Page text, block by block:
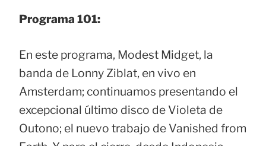
Programa 101:
En este programa, Modest Midget, la
banda de Lonny Ziblat, en vivo en
Amsterdam; continuamos presentando el
excepcional último disco de Violeta de
Outono; el nuevo trabajo de Vanished from